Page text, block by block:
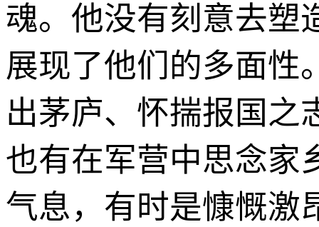
魂。他没有刻意去塑
展现了他们的多面性
出茅庐、怀揣报国之
也有在军营中思念家
气息，有时是慷慨激